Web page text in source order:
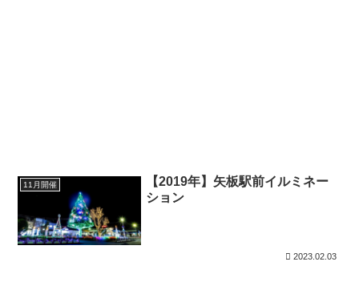
11月開催
【2019年】矢板駅前イルミネー
ション
2023.02.03